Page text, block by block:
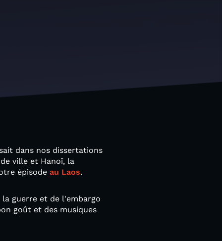
dans nos dissertations
ville et Hanoï, la
épisode au Laos.
guerre et de l'embargo
goût et des musiques